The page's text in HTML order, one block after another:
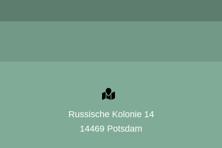
Russische Kolonie 14
14469 Potsdam